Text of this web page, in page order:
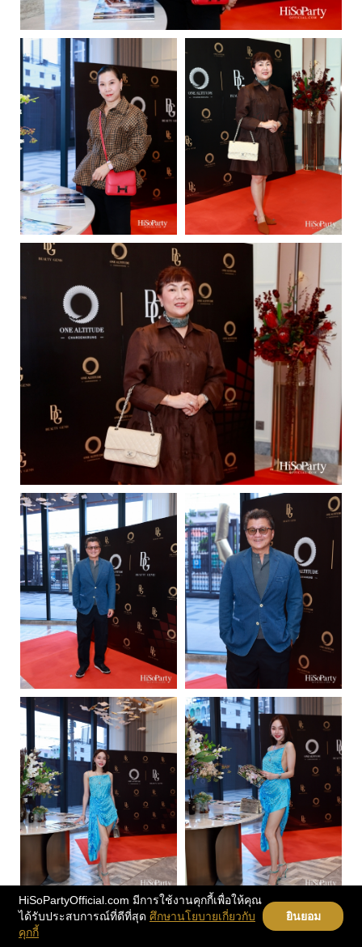
HiSoPartyOfficial.com มีการใช้งานคุกกี้เพื่อให้คุณ
ได้รับประสบการณ์ที่ดีที่สุด ศึกษานโยบายเกี่ยวกับ
คุกกี้
ยินยอม